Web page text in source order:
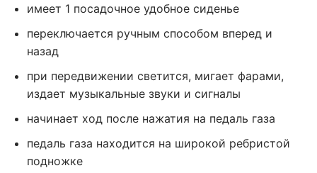
имеет 1 посадочное удобное сиденье
переключается ручным способом вперед и
назад
при передвижении светится, мигает фарами,
издает музыкальные звуки и сигналы
начинает ход после нажатия на педаль газа
педаль газа находится на широкой ребристой
подножке